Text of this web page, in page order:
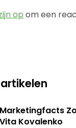
op om een
Marketingfacts
Vita Kovalenko